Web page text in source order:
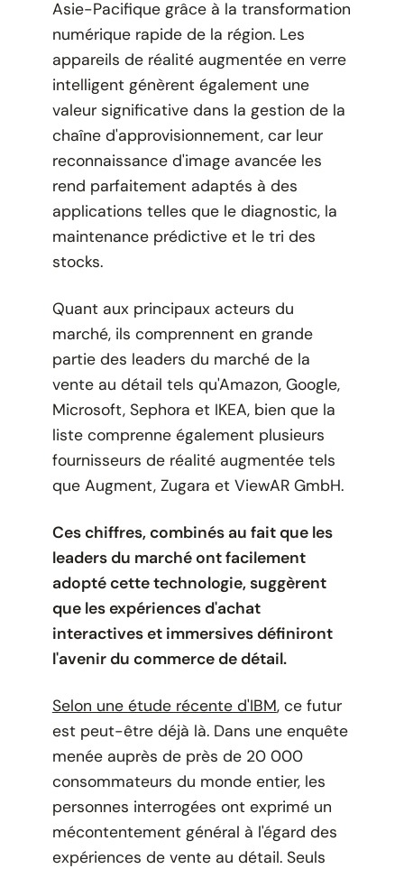
Asie-Pacifique grâce à la transformation
numérique rapide de la région. Les
appareils de réalité augmentée en verre
intelligent génèrent également une
valeur significative dans la gestion de la
chaîne d'approvisionnement, car leur
reconnaissance d'image avancée les
rend parfaitement adaptés à des
applications telles que le diagnostic, la
maintenance prédictive et le tri des
stocks.
Quant aux principaux acteurs du
marché, ils comprennent en grande
partie des leaders du marché de la
vente au détail tels qu'Amazon, Google,
Microsoft, Sephora et IKEA, bien que la
liste comprenne également plusieurs
fournisseurs de réalité augmentée tels
que Augment, Zugara et ViewAR GmbH.
Ces chiffres, combinés au fait que les
leaders du marché ont facilement
adopté cette technologie, suggèrent
que les expériences d'achat
interactives et immersives définiront
l'avenir du commerce de détail.
Selon une étude récente d'IBM, ce futur
est peut-être déjà là. Dans une enquête
menée auprès de près de 20 000
consommateurs du monde entier, les
personnes interrogées ont exprimé un
mécontentement général à l'égard des
expériences de vente au détail. Seuls